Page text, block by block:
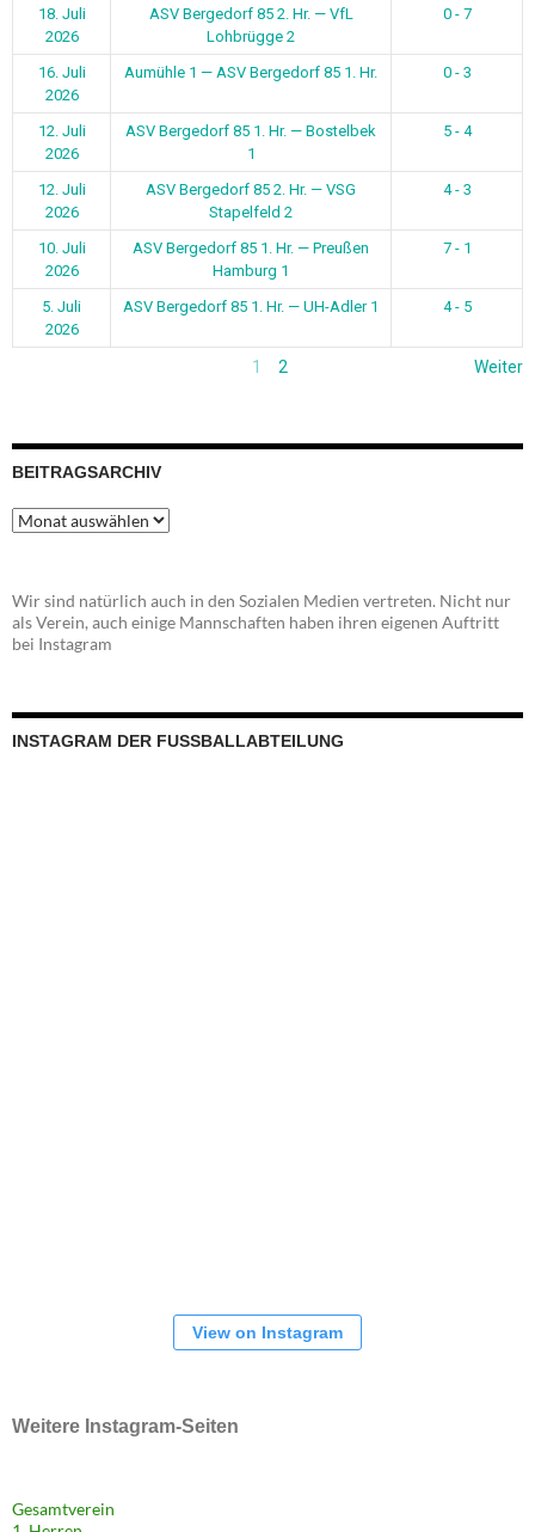
18. Juli
2026
ASV Bergedorf 85 2. Hr. — VfL
Lohbrügge 2
0 - 7
16. Juli
2026
Aumühle 1 — ASV Bergedorf 85 1. Hr. 0 - 3
12. Juli
2026
ASV Bergedorf 85 1. Hr. — Bostelbek
1
5 - 4
12. Juli
2026
ASV Bergedorf 85 2. Hr. — VSG
Stapelfeld 2
4 - 3
10. Juli
2026
ASV Bergedorf 85 1. Hr. — Preußen
Hamburg 1
7 - 1
5. Juli
2026
ASV Bergedorf 85 1. Hr. — UH-Adler 1 4 - 5
1 2 Weiter
BEITRAGSARCHIV
Beitragsarchiv
Wir sind natürlich auch in den Sozialen Medien vertreten. Nicht nur
als Verein, auch einige Mannschaften haben ihren eigenen Auftritt
bei Instagram
INSTAGRAM DER FUSSBALLABTEILUNG
View on Instagram
Weitere Instagram-Seiten
Gesamtverein